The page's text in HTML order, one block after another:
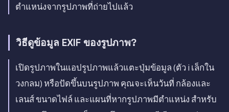
ตำแหน่งจากรูปภาพที่ถ่ายไปแล้ว
วิธีดูข้อมูล EXIF ของรูปภาพ?
เปิดรูปภาพในแอปรูปภาพแล้วแตะปุ่มข้อมูล (ตัว i เล็กใน
วงกลม) หรือปัดขึ้นบนรูปภาพ คุณจะเห็นวันที่ กล้องและ
เลนส์ ขนาดไฟล์ และแผนที่หากรูปภาพมีตำแหน่ง สำหรับ